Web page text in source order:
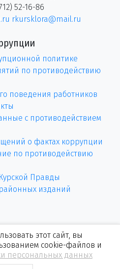
52-16-86
rkursklora@mail.ru
политике
по противодействию
поведения работников
с противодействием
о фактах коррупции
по противодействию
Правды
изданий
этот сайт, вы
cookie-файлов и
персональных данных